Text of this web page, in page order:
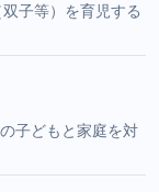
子等）を育児する
子どもと家庭を対